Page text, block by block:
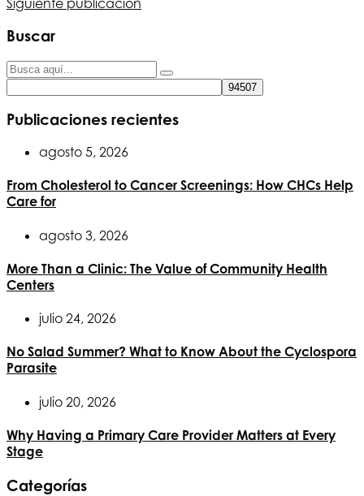
Siguiente publicación
Buscar
Publicaciones recientes
agosto 5, 2026
From Cholesterol to Cancer Screenings: How CHCs Help
Care for
agosto 3, 2026
More Than a Clinic: The Value of Community Health
Centers
julio 24, 2026
No Salad Summer? What to Know About the Cyclospora
Parasite
julio 20, 2026
Why Having a Primary Care Provider Matters at Every
Stage
Categorías